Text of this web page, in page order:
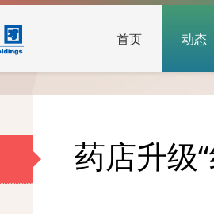
首页 动态
药店升级